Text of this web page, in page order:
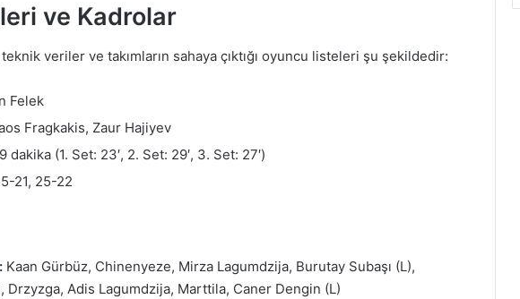
ve Kadrolar
veriler ve takımların sahaya çıktığı oyuncu listeleri şu şekildedir:
Felek
Fragkakis, Zaur Hajiyev
dakika (1. Set: 23′, 2. Set: 29′, 3. Set: 27′)
21, 25-22
Kaan Gürbüz, Chinenyeze, Mirza Lagumdzija, Burutay Subaşı (L),
Drzyzga, Adis Lagumdzija, Marttila, Caner Dengin (L)